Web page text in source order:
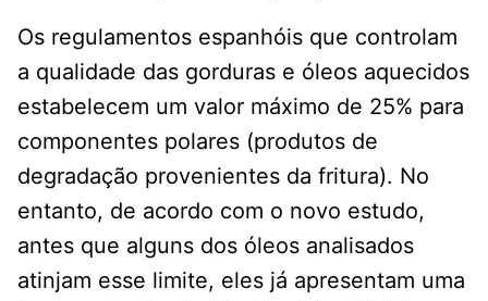
Os regulamentos espanhóis que controlam
a qualidade das gorduras e óleos aquecidos
estabelecem um valor máximo de 25% para
componentes polares (produtos de
degradação provenientes da fritura). No
entanto, de acordo com o novo estudo,
antes que alguns dos óleos analisados ​​
atinjam esse limite, eles já apresentam uma